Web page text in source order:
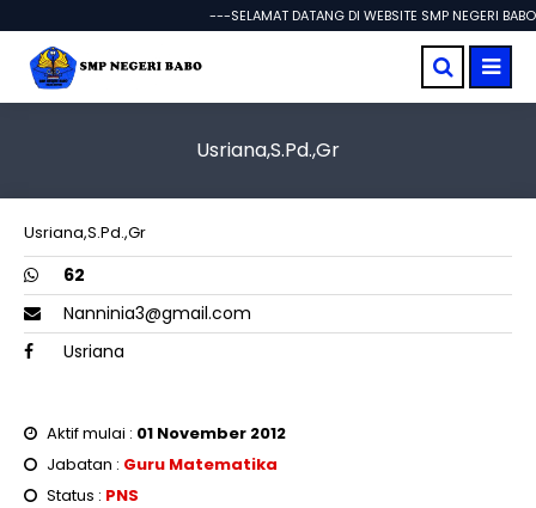
---SELAMAT DATANG DI WEBSITE SMP NEGERI
Usriana,S.Pd.,Gr
Usriana,S.Pd.,Gr
62
Nanninia3@gmail.com
Usriana
Aktif mulai : 01 November 2012
Jabatan : Guru Matematika
Status : PNS